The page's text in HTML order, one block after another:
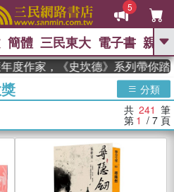
5
GO
搜： 高希均教授回憶錄
The Odyssey 、 父親節 、 如果歷
國際布克
臺灣漫遊錄、 方念華 、 台灣的李
數學女孩：黎曼猜想
偉大的迷走神經
簡體 三民東大 電子書 親子
，《史坎德》系列帶你踏上熱血
分類
共 241 筆
第 1 / 7 頁